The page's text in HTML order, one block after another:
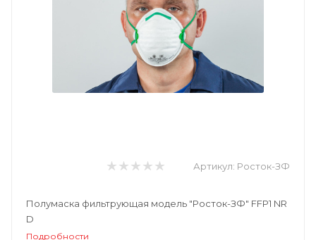
Артикул: Росток-ЗФ
Полумаска фильтрующая модель "Росток-ЗФ" FFP1 NR
D
Подробности